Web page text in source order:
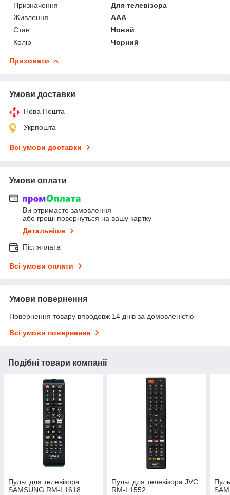
Призначення
Для телевізора
Живлення
AAA
Стан
Новий
Колір
Чорний
Приховати
Умови доставки
Нова Пошта
Укрпошта
Всі умови доставки
Умови оплати
Ви отримаєте замовлення
або гроші повернуться на вашу картку
Детальніше
Післяплата
Всі умови оплати
Умови повернення
Повернення товару впродовж 14 днів за домовленістю
Всі умови повернення
Подібні товари компанії
Пульт для телевізора
SAMSUNG RM-L1618
Пульт для телевізора JVC
RM-L1552